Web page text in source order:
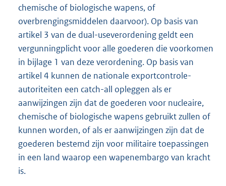
chemische of biologische wapens, of
overbrengingsmiddelen daarvoor). Op basis van
artikel 3 van de dual-useverordening geldt een
vergunningplicht voor alle goederen die voorkomen
in bijlage 1 van deze verordening. Op basis van
artikel 4 kunnen de nationale exportcontrole-
autoriteiten een catch-all opleggen als er
aanwijzingen zijn dat de goederen voor nucleaire,
chemische of biologische wapens gebruikt zullen of
kunnen worden, of als er aanwijzingen zijn dat de
goederen bestemd zijn voor militaire toepassingen
in een land waarop een wapenembargo van kracht
is.